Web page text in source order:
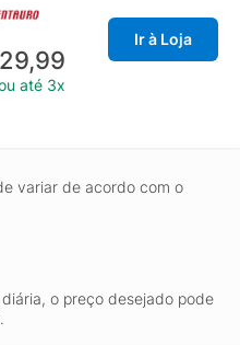
até 3x
Ir à Loja
variar de acordo com o
o preço desejado pode